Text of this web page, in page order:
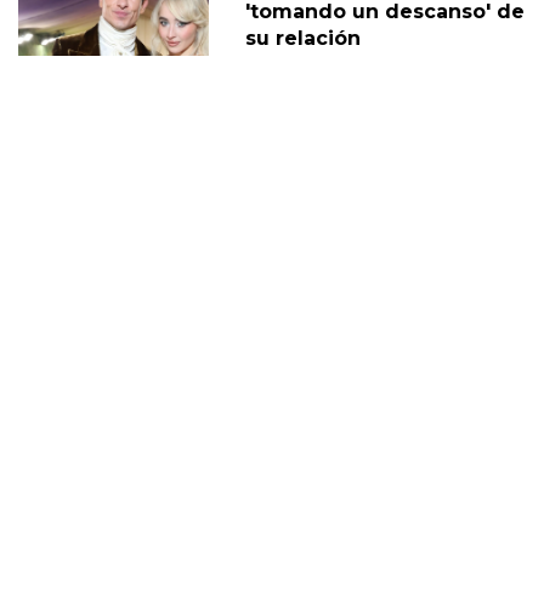
'tomando un descanso' de
su relación